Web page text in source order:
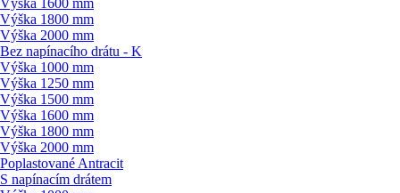
Výška 1600 mm
Výška 1800 mm
Výška 2000 mm
Bez napínacího drátu - K
Výška 1000 mm
Výška 1250 mm
Výška 1500 mm
Výška 1600 mm
Výška 1800 mm
Výška 2000 mm
Poplastované Antracit
S napínacím drátem